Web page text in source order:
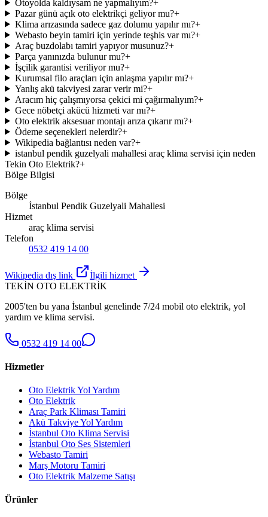
Otoyolda kaldıysam ne yapmalıyım?+
Pazar günü açık oto elektrikçi geliyor mu?+
Klima arızasında sadece gaz dolumu yapılır mı?+
Webasto beyin tamiri için yerinde teşhis var mı?+
Araç buzdolabı tamiri yapıyor musunuz?+
Parça yanınızda bulunur mu?+
İşçilik garantisi veriliyor mu?+
Kurumsal filo araçları için anlaşma yapılır mı?+
Yanlış akü takviyesi zarar verir mi?+
Aracım hiç çalışmıyorsa çekici mi çağırmalıyım?+
Gece nöbetçi akücü hizmeti var mı?+
Oto elektrik aksesuar montajı arıza çıkarır mı?+
Ödeme seçenekleri nelerdir?+
Wikipedia bağlantısı neden var?+
istanbul pendik guzelyali mahallesi araç klima servisi için neden
Tekin Oto Elektrik?+
Bölge Bilgisi
Bölge
İstanbul Pendik Guzelyali Mahallesi
Hizmet
araç klima servisi
Telefon
0532 419 14 00
Wikipedia dış link
İlgili hizmet
TEKİN OTO ELEKTRİK
2005'ten bu yana İstanbul genelinde 7/24 mobil oto elektrik, yol
yardım ve klima servisi.
0532 419 14 00
Hizmetler
Oto Elektrik Yol Yardım
Oto Elektrik
Araç Park Kliması Tamiri
Akü Takviye Yol Yardım
İstanbul Oto Klima Servisi
İstanbul Oto Ses Sistemleri
Webasto Tamiri
Marş Motoru Tamiri
Oto Elektrik Malzeme Satışı
Ürünler